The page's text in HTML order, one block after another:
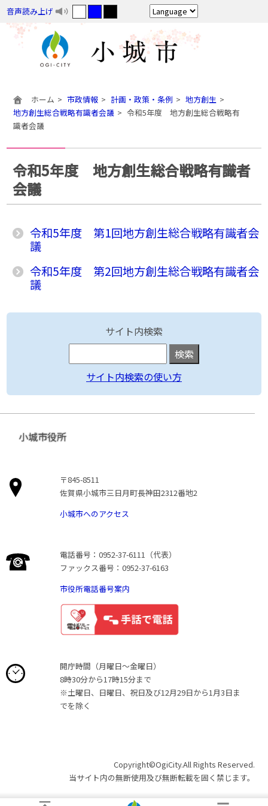
音声読み上げ
ホーム 市政情報 計画・政策・条例
地方創生
地方創生総合戦略有識者会議
令和5年度 地方創生総合戦略有
識者会議
令和5年度 地方創生総合戦略有識者
会議
令和5年度 第1回地方創生総合戦略有識者会
議
令和5年度 第2回地方創生総合戦略有識者会
議
サイト内検索
サイト内検索の使い方
小城市役所
〒845-8511
佐賀県小城市三日月町長神田2312番地2
小城市へのアクセス
電話番号：0952-37-6111（代表）
ファックス番号：0952-37-6163
市役所電話番号案内
開庁時間（月曜日〜金曜日）
8時30分から17時15分まで
※土曜日、日曜日、祝日及び12月29日から1月3日ま
でを除く
Copyright©OgiCity.All Rights Reserved.
当サイト内の無断使用及び無断転載を固く禁じます。